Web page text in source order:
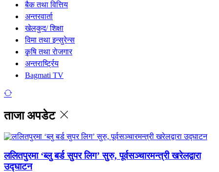
बैक तथा वित्तिय
अन्तरवार्ता
खेलकुद/ शिक्षा
विमा तथा इन्सुरेन्स
कृृषि तथा राेजगार
अन्तरार्ष्ट्रिय
Bagmati TV
ताजा अपडेट
ललितपुरमा ‘ब्लु बर्ड सुपर लिग’ सुरु, पूर्वसञ्चारमन्त्री खरेलद्वारा
उद्घाटन